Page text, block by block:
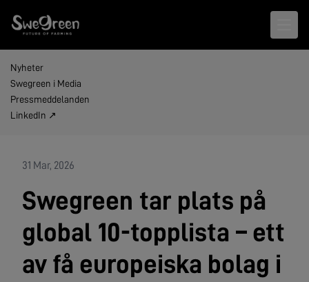
Nyheter
Swegreen i Media
Pressmeddelanden
LinkedIn ↗
31 Mar, 2026
Swegreen tar plats på
global 10-topplista – ett
av få europeiska bolag i